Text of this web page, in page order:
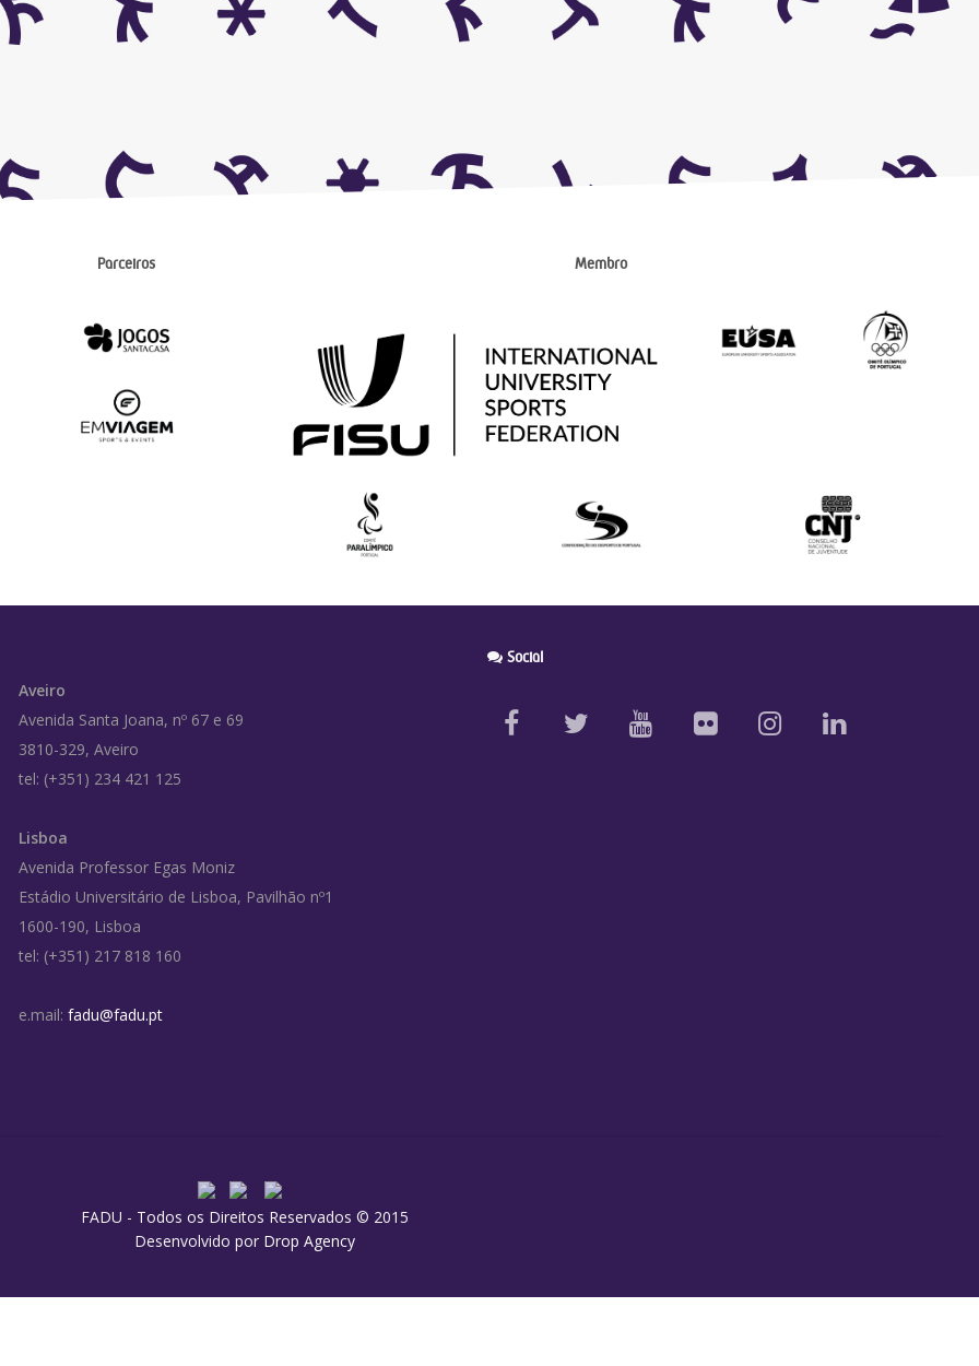
Parceiros Membro
Aveiro
Avenida Santa Joana, nº 67 e 69
3810-329, Aveiro
tel: (+351) 234 421 125
Lisboa
Avenida Professor Egas Moniz
Estádio Universitário de Lisboa, Pavilhão nº1
1600-190, Lisboa
tel: (+351) 217 818 160
e.mail: fadu@fadu.pt
Social
FADU - Todos os Direitos Reservados © 2015
Desenvolvido por Drop Agency